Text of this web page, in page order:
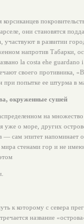
они становятся
участвуют в развитии
напротив Табарки,
la costa ehe guardano
своего про­тивника,
при попытке ее штурма в
окруженные сушей
на
уже о море, других
сам эпитет напоминает
стенами гор и не
к которому с се­вера
название